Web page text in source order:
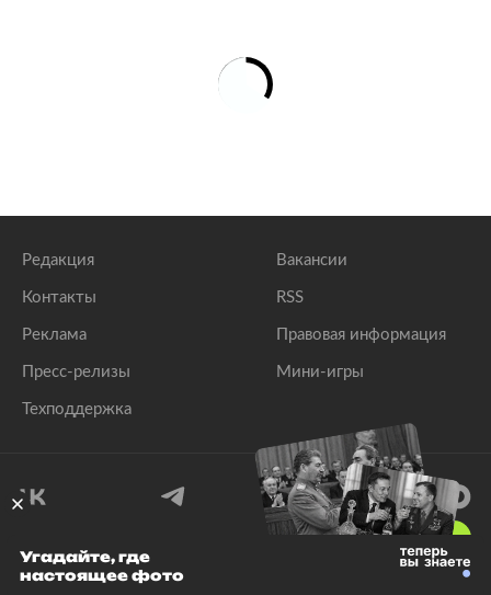
Редакция
Контакты
Реклама
Пресс-релизы
Техподдержка
Вакансии
RSS
Правовая информация
Мини-игры
© 1999–2026 Все права защищены.
Угадайте, где
настоящее фото